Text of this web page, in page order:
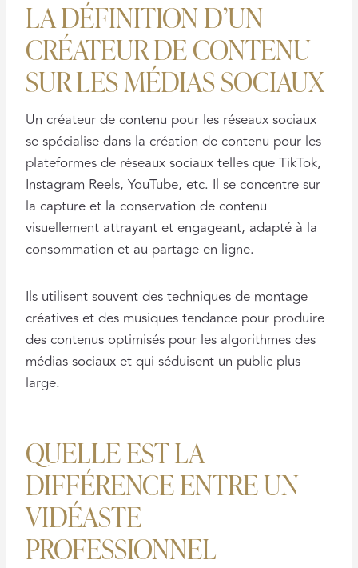
LA DÉFINITION D’UN
CRÉATEUR DE CONTENU
SUR LES MÉDIAS SOCIAUX
Un créateur de contenu pour les réseaux sociaux
se spécialise dans la création de contenu pour les
plateformes de réseaux sociaux telles que TikTok,
Instagram Reels, YouTube, etc. Il se concentre sur
la capture et la conservation de contenu
visuellement attrayant et engageant, adapté à la
consommation et au partage en ligne.
Ils utilisent souvent des techniques de montage
créatives et des musiques tendance pour produire
des contenus optimisés pour les algorithmes des
médias sociaux et qui séduisent un public plus
large.
QUELLE EST LA
DIFFÉRENCE ENTRE UN
VIDÉASTE
PROFESSIONNEL